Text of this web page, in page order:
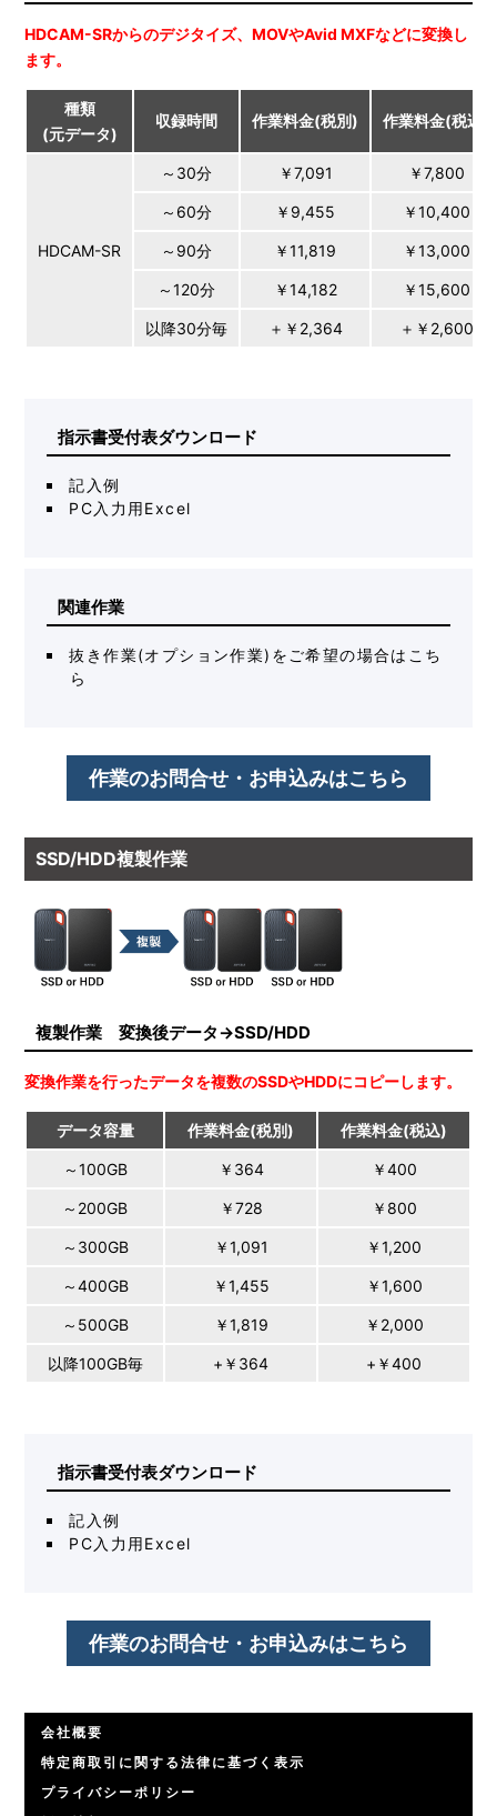
HDCAM-SRからのデジタイズ、MOVやAvid MXFなどに変換し
ます。
種類
(元データ)
収録時間 作業料金(税別) 作業料金(税込)
HDCAM-SR
～30分 ￥7,091 ￥7,800
～60分 ￥9,455 ￥10,400
～90分 ￥11,819 ￥13,000
～120分 ￥14,182 ￥15,600
以降30分毎 ＋￥2,364 ＋￥2,600
指示書受付表ダウンロード
記入例
PC入力用Excel
関連作業
抜き作業(オプション作業)をご希望の場合はこち
ら
作業のお問合せ・お申込みはこちら
SSD/HDD複製作業
複製作業 変換後データ→SSD/HDD
変換作業を行ったデータを複数のSSDやHDDにコピーします。
データ容量 作業料金(税別) 作業料金(税込)
～100GB ￥364 ￥400
～200GB ￥728 ￥800
～300GB ￥1,091 ￥1,200
～400GB ￥1,455 ￥1,600
～500GB ￥1,819 ￥2,000
以降100GB毎 +￥364 +￥400
指示書受付表ダウンロード
記入例
PC入力用Excel
作業のお問合せ・お申込みはこちら
会社概要
特定商取引に関する法律に基づく表示
プライバシーポリシー